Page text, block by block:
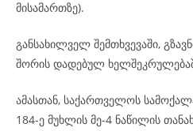
მისამართზე).
განსახილველ შემთხვევაში,
შორის დადებულ
ამასთან, საქართველოს
184-ე მუხლის მე-4 ნაწილის